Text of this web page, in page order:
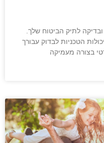
לתיק הביטוח שלך.
הטכניות לבדוק עבורך
בצורה מעמיקה